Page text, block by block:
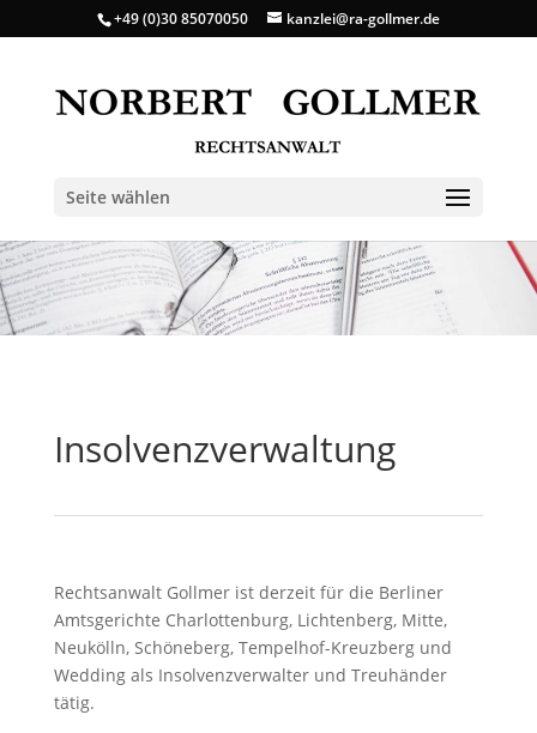
+49 (0)30 85070050 kanzlei@ra-gollmer.de
Seite wählen
Insolvenzverwaltung
Rechtsanwalt Gollmer ist derzeit für die Berliner
Amtsgerichte Charlottenburg, Lichtenberg, Mitte,
Neukölln, Schöneberg, Tempelhof-Kreuzberg und
Wedding als Insolvenzverwalter und Treuhänder
tätig.